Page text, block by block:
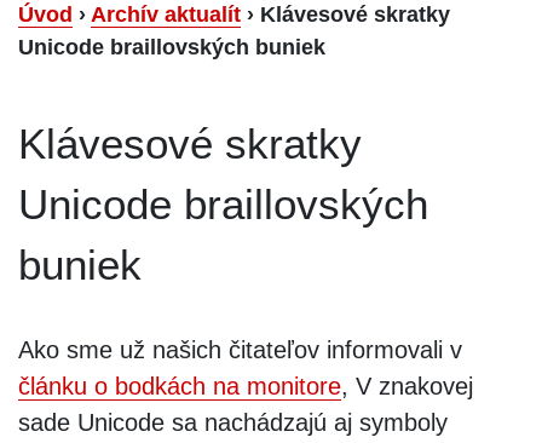
Úvod › Archív aktualít › Klávesové skratky
Unicode braillovských buniek
Klávesové skratky
Unicode braillovských
buniek
Ako sme už našich čitateľov informovali v
článku o bodkách na monitore, V znakovej
sade Unicode sa nachádzajú aj symboly